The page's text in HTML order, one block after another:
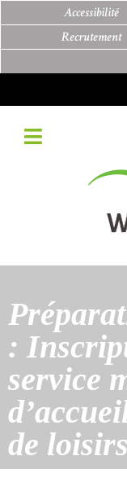
Accessibilité
Recrutement
:
service
de loisirs